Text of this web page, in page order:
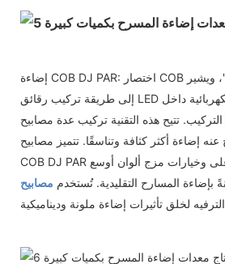
إضاءة COB DJ PAR: اختصار COB هو "رقاقة على اللوحة"، ويشير
إلى طريقة تركيب رقائق LED على لوحة الدائرة الكهربائية داخل
التركيب. تتيح هذه التقنية تركيب عدة مصابيح LED فردية قريبة من
إضاءة أكثر كثافة وتناسقًا. تتميز مصابيح
COB DJ PAR عادةً بمستوى سطوع أعلى وخيارات مزج ألوان أوسع
بإضاءة المسارح التقليدية. تُستخدم